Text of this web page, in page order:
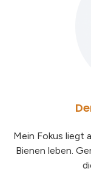
Mein Fokus liegt
Bienen leben.